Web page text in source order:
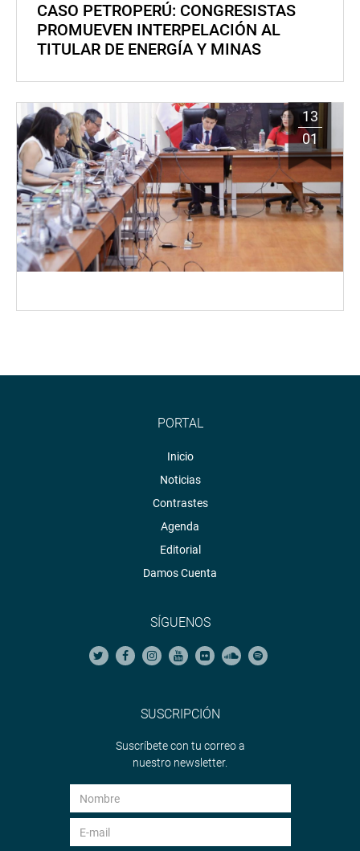
CASO PETROPERÚ: CONGRESISTAS
PROMUEVEN INTERPELACIÓN AL
TITULAR DE ENERGÍA Y MINAS
13
01
PORTAL
Inicio
Noticias
Contrastes
Agenda
Editorial
Damos Cuenta
SÍGUENOS
SUSCRIPCIÓN
Suscríbete con tu correo a
nuestro newsletter.